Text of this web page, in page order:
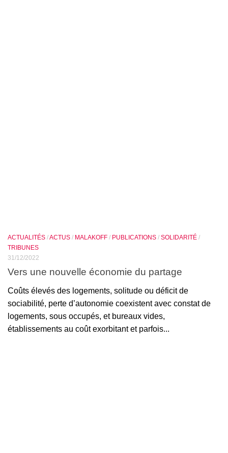
ACTUALITÉS /ACTUS / MALAKOFF / PUBLICATIONS / SOLIDARITÉ /
TRIBUNES
31/12/2022
Vers une nouvelle économie du partage
Coûts élevés des logements, solitude ou déficit de
sociabilité, perte d’autonomie coexistent avec constat de
logements, sous occupés, et bureaux vides,
établissements au coût exorbitant et parfois...